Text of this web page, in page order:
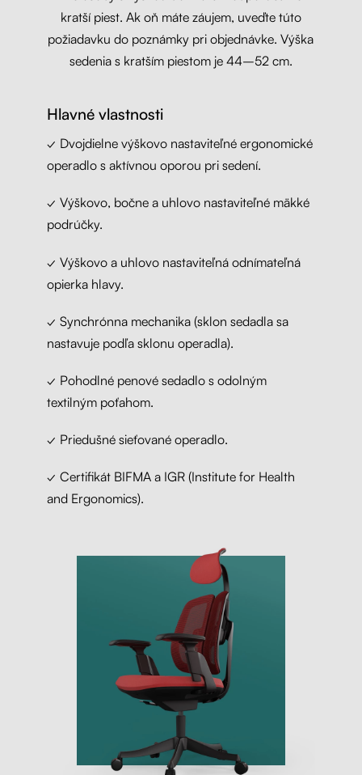
kratší piest. Ak oň máte záujem, uveďte túto
požiadavku do poznámky pri objednávke. Výška
sedenia s kratším piestom je 44–52 cm.
Hlavné vlastnosti
✓ Dvojdielne výškovo nastaviteľné ergonomické
operadlo s aktívnou oporou pri sedení.
✓ Výškovo, bočne a uhlovo nastaviteľné mäkké
podrúčky.
✓ Výškovo a uhlovo nastaviteľná odnímateľná
opierka hlavy.
✓ Synchrónna mechanika (sklon sedadla sa
nastavuje podľa sklonu operadla).
✓ Pohodlné penové sedadlo s odolným
textilným poťahom.
✓ Priedušné sieťované operadlo.
✓ Certifikát BIFMA a IGR (Institute for Health
and Ergonomics).